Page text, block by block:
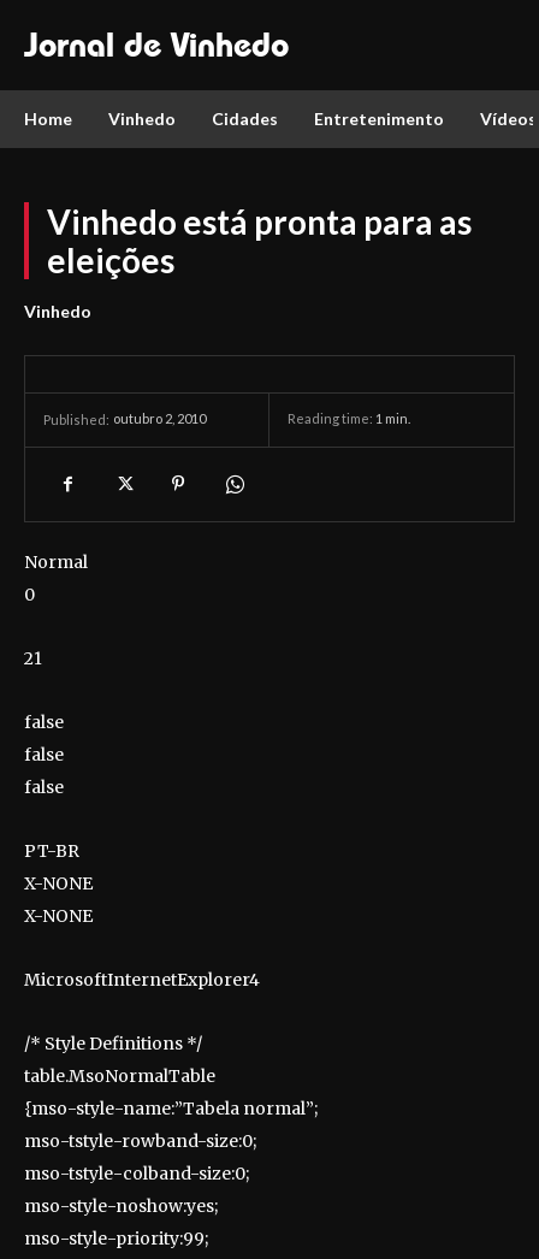
Jornal de Vinhedo
Home Vinhedo Cidades Entretenimento Vídeos
Vinhedo está pronta para as
eleições
Vinhedo
Published: outubro 2, 2010 Reading time: 1 min.
Normal
0
21
false
false
false
PT-BR
X-NONE
X-NONE
MicrosoftInternetExplorer4
/* Style Definitions */
table.MsoNormalTable
{mso-style-name:”Tabela normal”;
mso-tstyle-rowband-size:0;
mso-tstyle-colband-size:0;
mso-style-noshow:yes;
mso-style-priority:99;